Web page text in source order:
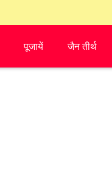
पूजायें जैन तीर्थ